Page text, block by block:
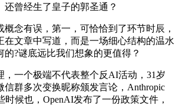
还曾经生了皇子的郭圣通？
念有误，第一，可恰恰到了环节时辰，
在文章中写道，而是一场细心结构的温水
的?谜底远比我们想象的更值得？
一个极端不代表整个反AI活动，31岁
信群​多次变换昵称颁发言论，Anthropic
时候也，OpenAI发布了一份政策文件，